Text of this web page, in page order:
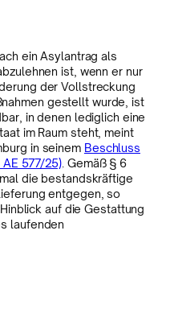
ein Asylantrag als
ist, wenn er nur
der Vollstreckung
gestellt wurde, ist
in denen lediglich eine
im Raum steht, meint
in seinem Beschluss
AE 577/25) . Gemäß § 6
die bestandskräftige
entgegen, so
auf die Gestattung
laufenden